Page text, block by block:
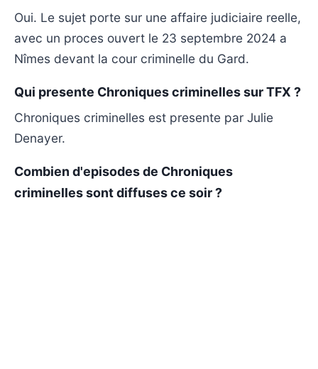
Oui. Le sujet porte sur une affaire judiciaire reelle,
avec un proces ouvert le 23 septembre 2024 a
Nîmes devant la cour criminelle du Gard.
Qui presente Chroniques criminelles sur TFX ?
Chroniques criminelles est presente par Julie
Denayer.
Combien d'episodes de Chroniques
criminelles sont diffuses ce soir ?